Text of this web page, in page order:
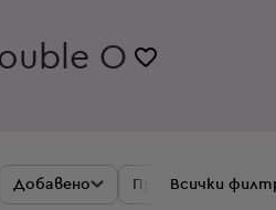
O
Добавено Промоции
Всички